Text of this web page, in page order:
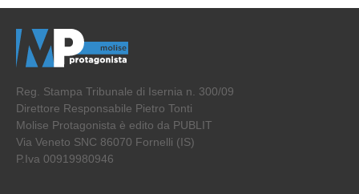
Reg. Stampa Tribunale di Isernia n. 300/09
Direttore Responsabile Pietro Tonti
Molise Protagonista è edito da PUBLIT
Via Veneto SNC 86070 Fornelli (IS)
P.Iva 00919980946